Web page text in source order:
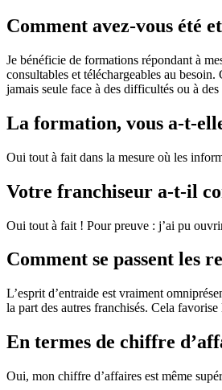
Comment avez-vous été
Je bénéficie de formations répondant à
consultables et téléchargeables au
jamais seule face à des difficultés ou à
La formation, vous a-t-
Oui tout à fait dans la mesure où les
Votre franchiseur a-t-il
Oui tout à fait ! Pour preuve : j’ai pu
Comment se passent les
L’esprit d’entraide est vraiment
la part des autres franchisés. Cela
En termes de chiffre
Oui, mon chiffre d’affaires est même